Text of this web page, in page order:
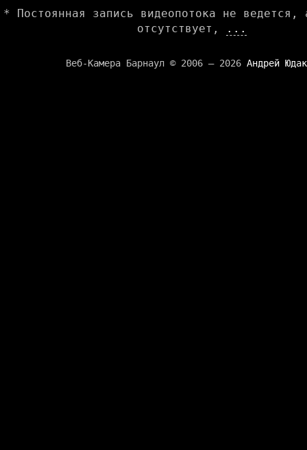
* Постоянная запись видеопотока не ведется,
отсутствует,
...
Веб-Камера Барнаул © 2006 — 2026 Андрей